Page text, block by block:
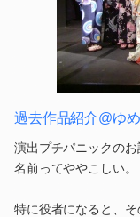
過去作品紹介@ゆ
演出プチパニックのお
名前ってややこしい。
特に役者になると、